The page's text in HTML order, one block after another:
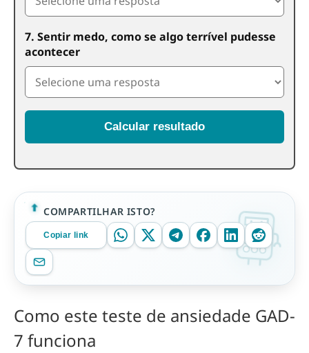
7. Sentir medo, como se algo terrível pudesse
acontecer
Calcular resultado
COMPARTILHAR ISTO?
Copiar link
Como este teste de ansiedade GAD-
7 funciona